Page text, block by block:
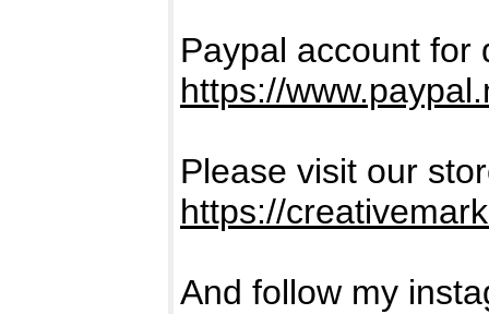
Paypal account for
https://
Please visit our
https://
And follow my